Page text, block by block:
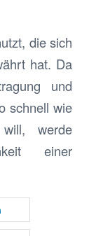
die sich
hat. Da
und
schnell wie
werde
einer